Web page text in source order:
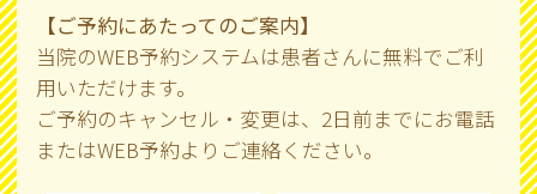
【ご予約にあたってのご案内】
当院のWEB予約システムは患者さんに無料でご利
用いただけます。
ご予約のキャンセル・変更は、2日前までにお電話
またはWEB予約よりご連絡ください。